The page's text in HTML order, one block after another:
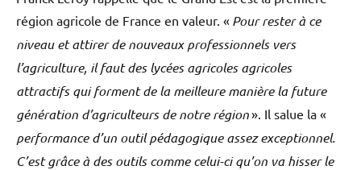
région agricole de France en valeur. « Pour rester à ce
niveau et attirer de nouveaux professionnels vers
l’agriculture, il faut des lycées agricoles agricoles
attractifs qui forment de la meilleure manière la future
génération d’agriculteurs de notre région». Il salue la «
performance d’un outil pédagogique assez exceptionnel.
C’est grâce à des outils comme celui-ci qu’on va hisser le